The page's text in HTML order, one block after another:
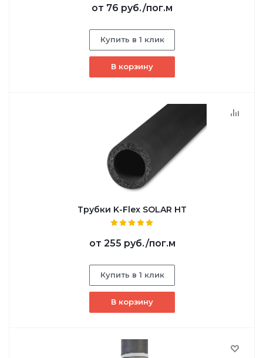
от 76 руб./пог.м
Купить в 1 клик
В корзину
Трубки K-Flex SOLAR HT
от 255 руб./пог.м
Купить в 1 клик
В корзину